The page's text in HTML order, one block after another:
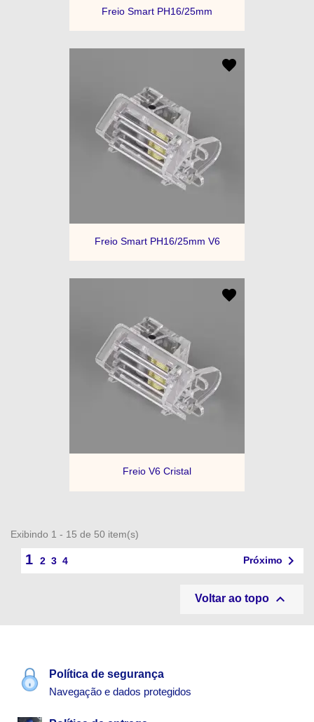
Freio Smart PH16/25mm
Freio Smart PH16/25mm V6
Freio V6 Cristal
Exibindo 1 - 15 de 50 item(s)
1 2 3 4 Próximo 
Voltar ao topo 
Política de segurança
Navegação e dados protegidos